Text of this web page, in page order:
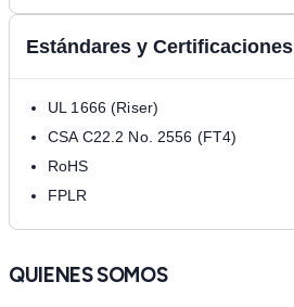
Estándares y Certificaciones
UL 1666 (Riser)
CSA C22.2 No. 2556 (FT4)
RoHS
FPLR
QUIENES SOMOS